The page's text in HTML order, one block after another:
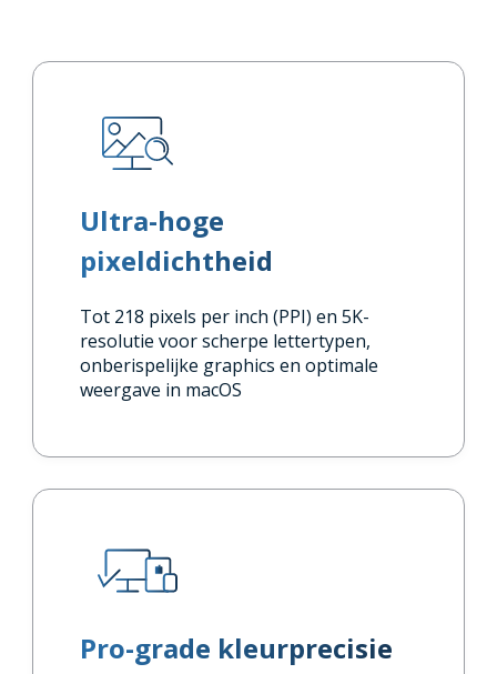
Ultra-hoge
pixeldichtheid
Tot 218 pixels per inch (PPI) en 5K-
resolutie voor scherpe lettertypen,
onberispelijke graphics en optimale
weergave in macOS
Pro-grade kleurprecisie